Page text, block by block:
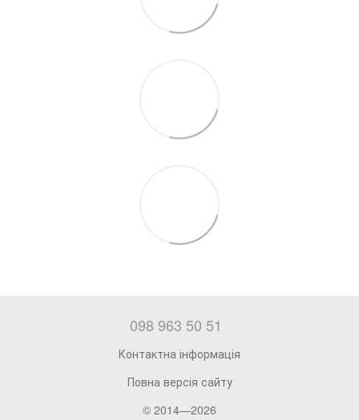
098 963 50 51
Контактна інформація
Повна версія сайту
© 2014—2026